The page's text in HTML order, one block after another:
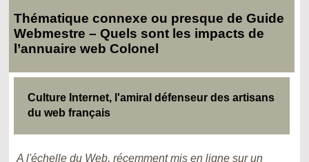
Thématique connexe ou presque de Guide
Webmestre – Quels sont les impacts de
l’annuaire web Colonel
Culture Internet, l'amiral défenseur des artisans
du web français
A l'échelle du Web, récemment mis en ligne sur un